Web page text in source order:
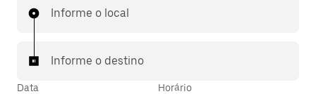
definidos e econômicos. Peça uma viagem
Informe o local
Informe o destino
Data Horário